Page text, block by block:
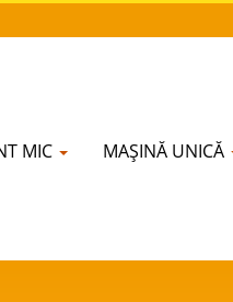
MIC MAȘINĂ UNICĂ